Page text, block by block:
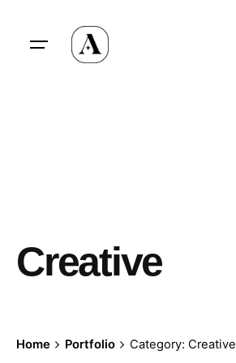
content
Creative
Home Portfolio Category: Creative